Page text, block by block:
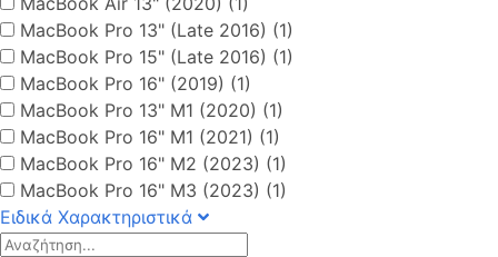
MacBook Pro 13" (Late 2016) (1)
MacBook Pro 15" (Late 2016) (1)
MacBook Pro 16" (2019) (1)
MacBook Pro 13" M1 (2020) (1)
MacBook Pro 16" M1 (2021) (1)
MacBook Pro 16" M2 (2023) (1)
MacBook Pro 16" M3 (2023) (1)
Ειδικά Χαρακτηριστικά